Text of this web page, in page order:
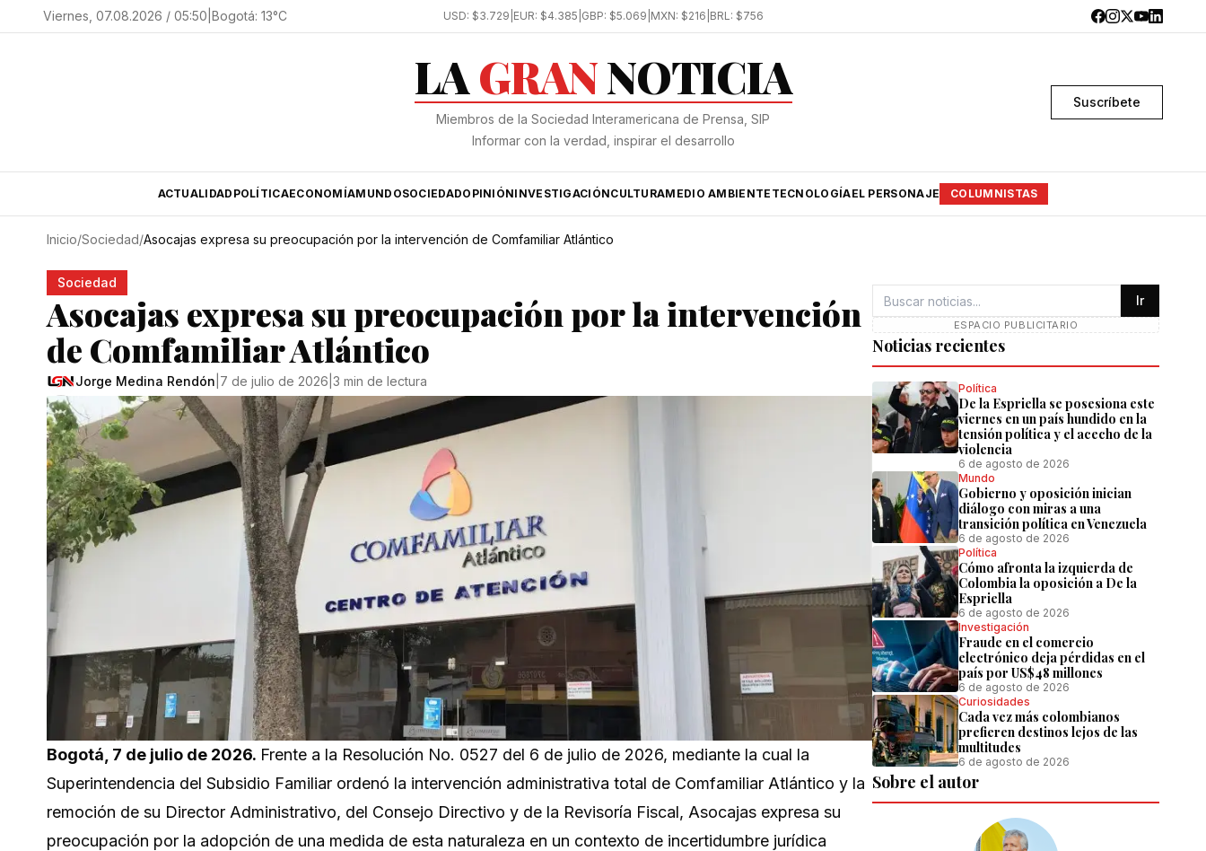
Viernes, 07.08.2026 / 05:50 Bogotá: 13°C USD: $3.729 EUR: $4.385 GBP: $5.069 MXN: $216 BRL: $756
LAGRANNOTICIA
Miembros de la Sociedad Interamericana de Prensa, SIP
Informar con la verdad, inspirar el desarrollo
Suscríbete
ACTUALIDAD POLÍTICAECONOMÍAMUNDOSOCIEDADOPINIÓNINVESTIGACIÓNCULTURAMEDIO AMBIENTE TECNOLOGÍAEL PERSONAJE COLUMNISTAS
Inicio/Sociedad/Asocajas expresa su preocupación por la intervención de Comfamiliar Atlántico
Sociedad
Asocajas expresa su preocupación por la intervención
de Comfamiliar Atlántico
Jorge Medina Rendón 7 de julio de 2026 3 min de lectura
Bogotá, 7 de julio de 2026. Frente a la Resolución No. 0527 del 6 de julio de 2026, mediante la cual la
Superintendencia del Subsidio Familiar ordenó la intervención administrativa total de Comfamiliar Atlántico y la
remoción de su Director Administrativo, del Consejo Directivo y de la Revisoría Fiscal, Asocajas expresa su
preocupación por la adopción de una medida de esta naturaleza en un contexto de incertidumbre jurídica
Ir
ESPACIO PUBLICITARIO
Noticias recientes
Política
De la Espriella se posesiona este
viernes en un país hundido en la
tensión política y el acecho de la
violencia
6 de agosto de 2026
Mundo
Gobierno y oposición inician
diálogo con miras a una
transición política en Venezuela
6 de agosto de 2026
Política
Cómo afronta la izquierda de
Colombia la oposición a De la
Espriella
6 de agosto de 2026
Investigación
Fraude en el comercio
electrónico deja pérdidas en el
país por US$48 millones
6 de agosto de 2026
Curiosidades
Cada vez más colombianos
prefieren destinos lejos de las
multitudes
6 de agosto de 2026
Sobre el autor